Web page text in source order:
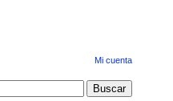
Mi cuenta